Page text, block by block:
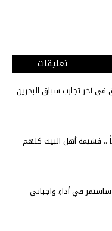
تعليقات
يتفوق في آخر تجارب سباق البحرين
.. فشيمة أهل البيت كلهم
في أداءِ واجباتي